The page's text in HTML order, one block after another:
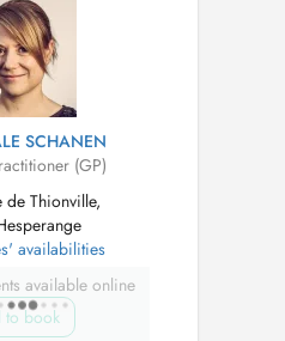
SCHANEN
(GP)
de Thionville,
availabilities
available online
to book